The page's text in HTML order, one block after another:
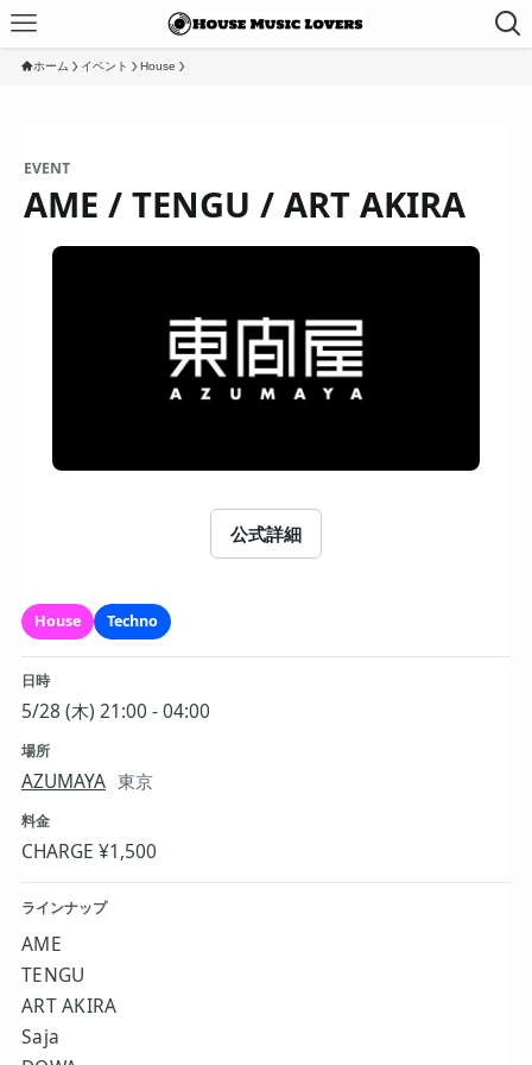
ホーム イベント House
EVENT
AME / TENGU / ART AKIRA
公式詳細
House Techno
日時
5/28 (木) 21:00 - 04:00
場所
AZUMAYA 東京
料金
CHARGE ¥1,500
ラインナップ
AME
TENGU
ART AKIRA
Saja